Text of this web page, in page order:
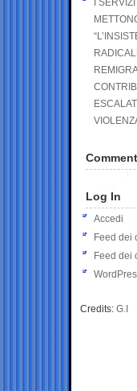
I
Log In
Accedi
Feed dei
Feed dei
Credits: G.I